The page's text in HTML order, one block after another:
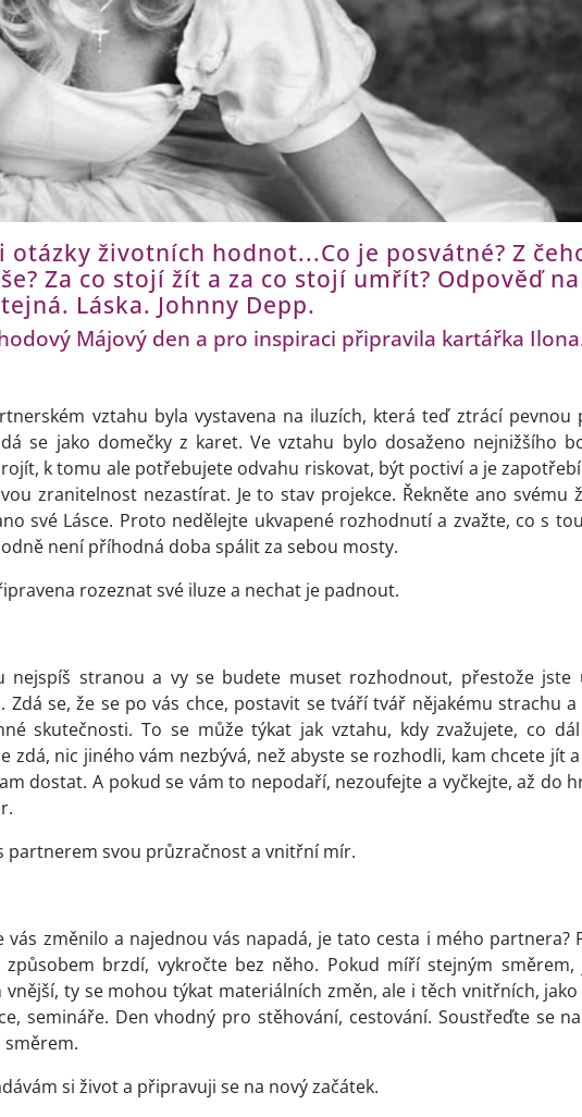
otázky životních hodnot...Co je posvátné? Z
Za co stojí žít a za co stojí umřít? Odpověď na
Láska. Johnny Depp.
Májový den a pro inspiraci připravila kartářka
vztahu byla vystavena na iluzích, která teď ztrácí pevnou
se jako domečky z karet. Ve vztahu bylo dosaženo nejnižšího
k tomu ale potřebujete odvahu riskovat, být poctiví a je
zranitelnost nezastírat. Je to stav projekce. Řekněte ano svému
své Lásce. Proto nedělejte ukvapené rozhodnutí a zvažte, co s
není příhodná doba spálit za sebou mosty.
rozeznat své iluze a nechat je padnout.
nejspíš stranou a vy se budete muset rozhodnout, přestože jste
Zdá se, že se po vás chce, postavit se tváří tvář nějakému strachu
skutečnosti. To se může týkat jak vztahu, kdy zvažujete, co
zdá, nic jiného vám nezbývá, než abyste se rozhodli, kam chcete jít
dostat. A pokud se vám to nepodaří, nezoufejte a vyčkejte, až do
partnerem svou průzračnost a vnitřní mír.
vás změnilo a najednou vás napadá, je tato cesta i mého partnera?
brzdí, vykročte bez něho. Pokud míří stejným směrem,
vnější, ty se mohou týkat materiálních změn, ale i těch vnitřních,
semináře. Den vhodný pro stěhování, cestování. Soustřeďte se
směrem.
si život a připravuji se na nový začátek.